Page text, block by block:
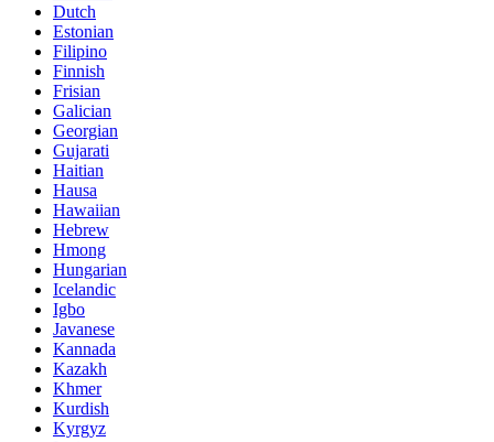
Dutch
Estonian
Filipino
Finnish
Frisian
Galician
Georgian
Gujarati
Haitian
Hausa
Hawaiian
Hebrew
Hmong
Hungarian
Icelandic
Igbo
Javanese
Kannada
Kazakh
Khmer
Kurdish
Kyrgyz